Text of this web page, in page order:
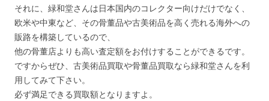
それに、緑和堂さんは日本国内のコレクター向けだけでなく、
欧米や中東など、その骨董品や古美術品を高く売れる海外への
販路を構築しているので、
他の骨董店よりも高い査定額をお付けすることができるです。
ですからぜひ、古美術品買取や骨董品買取なら緑和堂さんを利
用してみて下さい。
必ず満足できる買取額となりますよ。